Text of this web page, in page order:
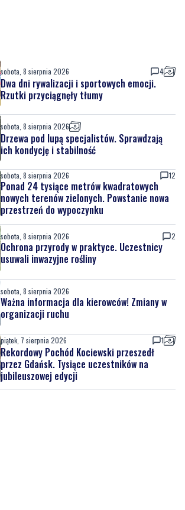
sobota, 8 sierpnia 2026
Drzewa pod lupą specjalistów. Sprawdzają
sobota, 8 sierpnia 2026
Ponad 24 tysiące metrów kwadratowych
nowych terenów zielonych. Powstanie nowa
przestrzeń do wypoczynku
sobota, 8 sierpnia 2026
Ochrona przyrody w praktyce. Uczestnicy
usuwali inwazyjne rośliny
sobota, 8 sierpnia 2026
Ważna informacja dla kierowców! Zmiany w
piątek, 7 sierpnia 2026
Rekordowy Pochód Kociewski przeszedł
przez Gdańsk. Tysiące uczestników na
jubileuszowej edycji